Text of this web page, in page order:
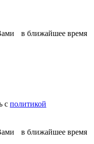
в ближайшее время
с политикой
в ближайшее время